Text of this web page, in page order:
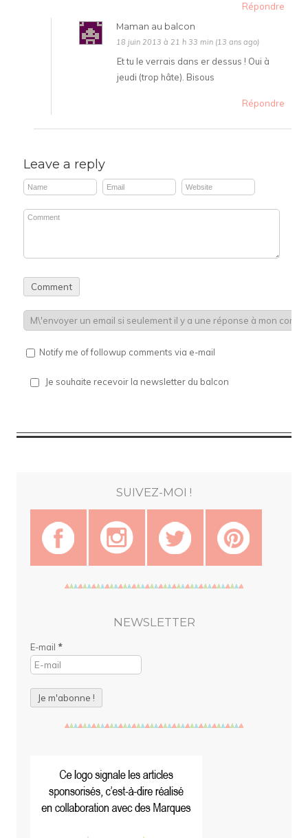
Répondre
Maman au balcon
18 juin 2013 à 21 h 33 min (13 ans ago)
Et tu le verrais dans er dessus ! Oui à
jeudi (trop hâte). Bisous
Répondre
Leave a reply
Notify me of followup comments via e-mail
Je souhaite recevoir la newsletter du balcon
SUIVEZ-MOI !
NEWSLETTER
E-mail *